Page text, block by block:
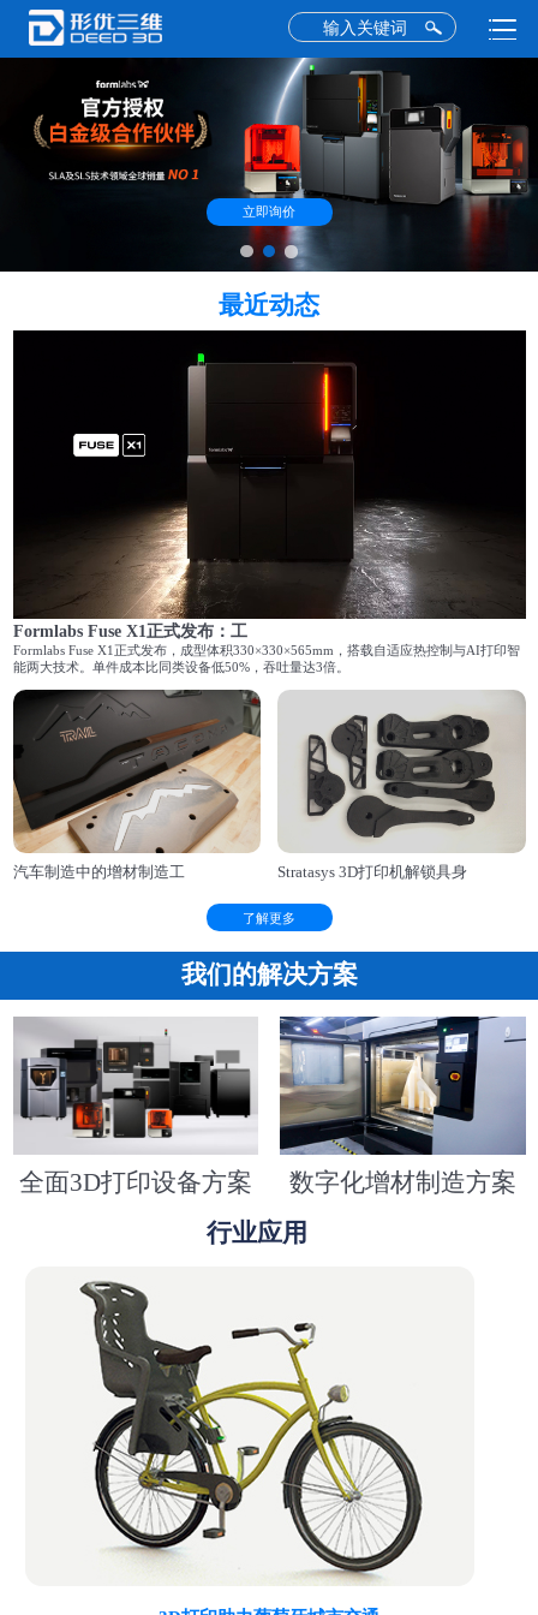
立即询价
最近动态
Formlabs Fuse X1正式发布：工
Formlabs Fuse X1正式发布，成型体积330×330×565mm，搭载自适应热控制与AI打印智
能两大技术。单件成本比同类设备低50%，吞吐量达3倍。
汽车制造中的增材制造工 Stratasys 3D打印机解锁具身
了解更多
我们的解决方案
全面3D打印设备方案
数字化增材制造方案
行业应用